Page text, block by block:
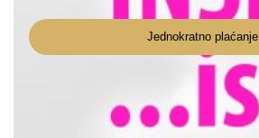
Jednokratno plaćanje